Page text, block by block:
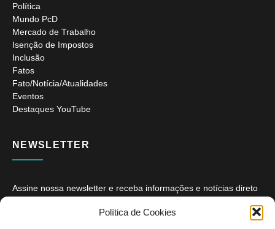
Política de Cookies
Política
Mundo PcD
Mercado de Trabalho
Isenção de Impostos
Inclusão
Fatos
Fato/Notícia/Atualidades
Eventos
Destaques YouTube
NEWSLETTER
Assine nossa newsletter e receba informações e notícias direto